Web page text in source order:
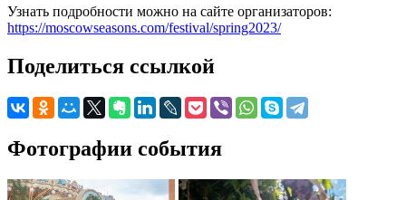
Узнать подробности можно на сайте организаторов:
https://moscowseasons.com/festival/spring2023/
Поделиться ссылкой
Фотографии события